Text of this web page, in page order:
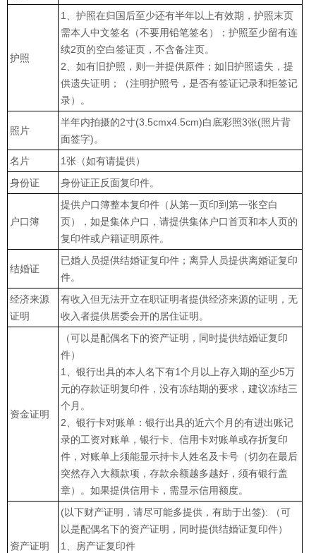
护照
1、护照在归国后至少还有半年以上有效期，护照末页
需本人中文签名（不要用铅笔签名）；护照至少留有连
续2页的空白签证页，不含备注页。
2、如有旧护照，则一并提供原件；如旧护照遗失，提
供遗失证明；（注明护照号，是否有签证记录和拒签记
录）。
照片
半年内拍摄的2寸(3.5cmx4.5cm)白底彩照3张(照片背
面签字)。
名片
1张（如有请提供）
身份证
身份证正反面复印件。
户口簿
提供户口簿整本复印件（从第一页印到第一张空白
页），如是集体户口，请提供集体户口首页和本人页的
复印件或户籍证明原件。
结婚证
已婚人员提供结婚证复印件；离异人员提供离婚证复印
件。
经济来源
证明
有收入但无法开立在职证明者提供经济来源的证明，无
收入者提供居委会开的居住证明。
资金证明
（可以是配偶名下的资产证明，同时提供结婚证复印
件）
1、银行出具的本人名下有1个月以上存入期的至少5万
元的存款证明复印件，没有冻结期的要求，建议冻结三
个月。
2、银行卡对账单：银行出具的近六个月的有进出账记
录的工资对账单，银行卡、信用卡对账单或存折复印
件，对账单上须能显示持卡人姓名及卡号（切勿在最后
突然存入大额款项，存款余额越多越好，须有银行盖
章）。如果提供信用卡，需显示信用额度。
资产证明
(以下财产证明，请尽可能多提供，有助于出签): （可
以是配偶名下的资产证明，同时提供结婚证复印件）
1、房产证复印件